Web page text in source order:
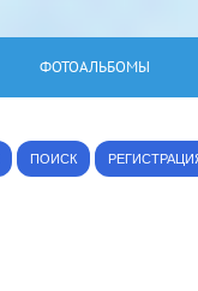
ФОТОАЛЬБОМЫ
ПОИСК